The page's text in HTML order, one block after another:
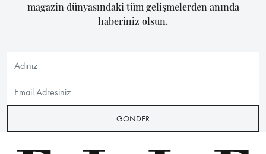
magazin dünyasındaki tüm gelişmelerden anında
haberiniz olsun.
GÖNDER